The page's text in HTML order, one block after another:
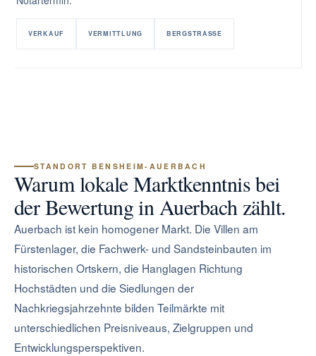
VERKAUF VERMITTLUNG BERGSTRASSE
STANDORT BENSHEIM-AUERBACH
Warum lokale Marktkenntnis bei
der Bewertung in Auerbach zählt.
Auerbach ist kein homogener Markt. Die Villen am
Fürstenlager, die Fachwerk- und Sandsteinbauten im
historischen Ortskern, die Hanglagen Richtung
Hochstädten und die Siedlungen der
Nachkriegsjahrzehnte bilden Teilmärkte mit
unterschiedlichen Preisniveaus, Zielgruppen und
Entwicklungsperspektiven.